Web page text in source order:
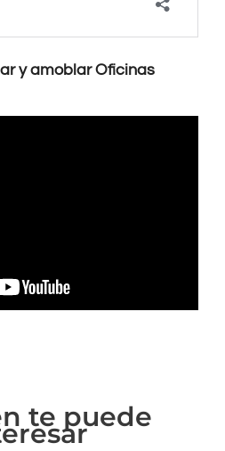
y amoblar Oficinas
te puede